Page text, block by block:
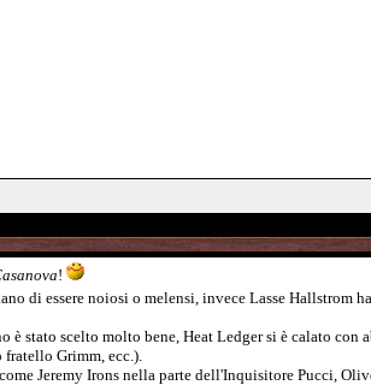
!
di essere noiosi o melensi, invece Lasse
è stato scelto molto bene, Heat Ledger si è calato
Grimm, ecc.).
Jeremy Irons nella parte dell'Inquisitore Pucci,